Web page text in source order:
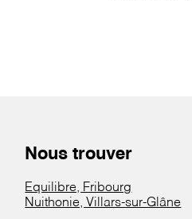
Nous trouver
Equilibre, Fribourg
Nuithonie, Villars-sur-Glâne